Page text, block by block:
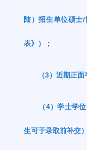
陆）招生单位硕士/
表》）；
（3）近期正面
（4）学士学
生可于录取前补交